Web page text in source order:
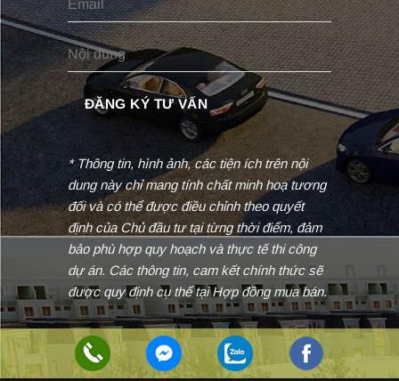
* Thông tin, hình ảnh, các tiện ích trên nội
dung này chỉ mang tính chất minh hoạ tương
đối và có thể được điều chỉnh theo quyết
định của Chủ đầu tư tại từng thời điểm, đảm
bảo phù hợp quy hoạch và thực tế thi công
dự án. Các thông tin, cam kết chính thức sẽ
được quy định cụ thể tại Hợp đồng mua bán.